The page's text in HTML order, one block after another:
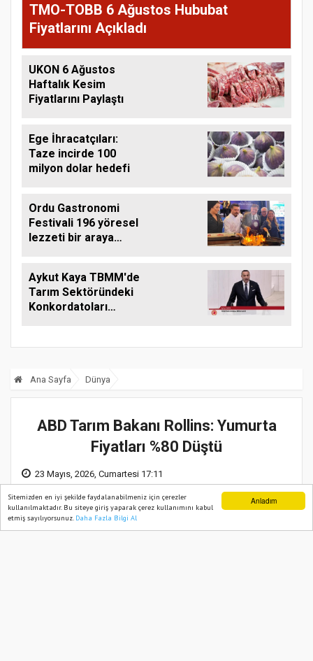
Anladım
Sitemizden en iyi şekilde faydalanabilmeniz için çerezler
kullanılmaktadır. Bu siteye giriş yaparak çerez kullanımını kabul
etmiş sayılıyorsunuz. Daha Fazla Bilgi Al
TMO-TOBB 6 Ağustos Hububat
Fiyatlarını Açıkladı
UKON 6 Ağustos
Haftalık Kesim
Fiyatlarını Paylaştı
Ege İhracatçıları:
Taze incirde 100
milyon dolar hedefi
Ordu Gastronomi
Festivali 196 yöresel
lezzeti bir araya
Aykut Kaya TBMM'de
Tarım Sektöründeki
Konkordatoları
Ana Sayfa Dünya
ABD Tarım Bakanı Rollins: Yumurta
Fiyatları %80 Düştü
23 Mayıs, 2026, Cumartesi 17:11
Ana Sayfa Web TV